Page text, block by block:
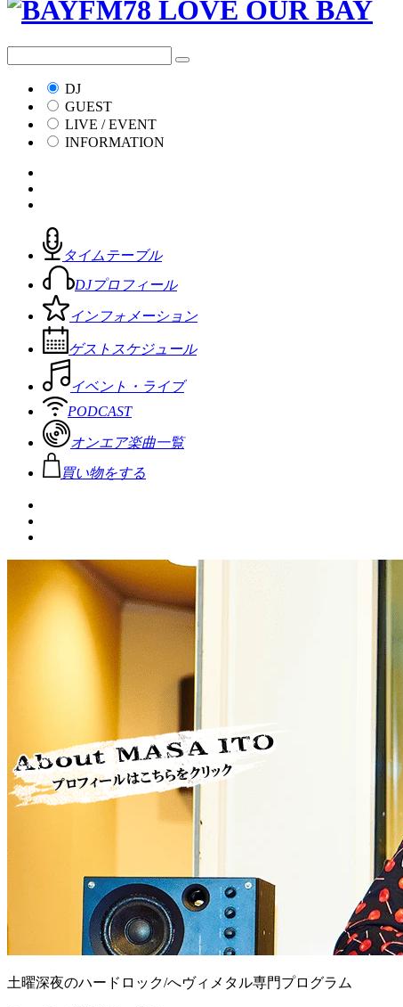
DJ
GUEST
LIVE / EVENT
INFORMATION
タイムテーブル
DJプロフィール
インフォメーション
ゲストスケジュール
イベント・ライブ
PODCAST
オンエア楽曲一覧
買い物をする
土曜深夜のハードロック/へヴィメタル専門プログラム